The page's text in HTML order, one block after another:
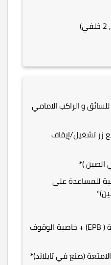
و الراكب الامامي
زر تشغيل/إيقاف
الصين )*
للمساعدة على
مكابح وقوف كهربائية ( EPB) + خاصية الوقوف
(صنع في تايلاند)*